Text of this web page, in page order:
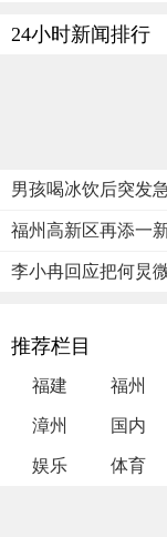
24小时新闻排行
男孩喝冰饮后突发
福州高新区再添一
李小冉回应把何炅
推荐栏目
福建 福州
漳州 国内
娱乐 体育